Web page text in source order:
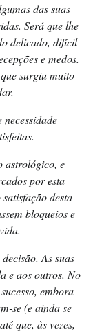
das suas
Será que lhe
delicado, difícil
e medos.
surgiu muito
astrológico, e
por esta
desta
bloqueios e
As suas
e aos outros. No
embora
se (e ainda se
que, às vezes,